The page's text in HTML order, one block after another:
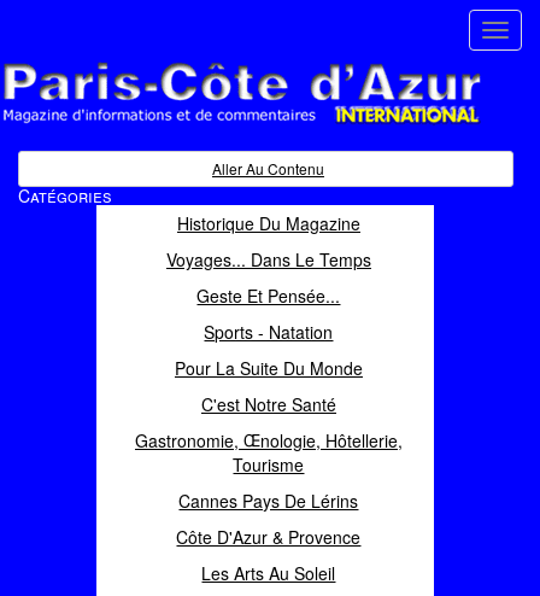
Magazine d'informations et de commentaires
Aller Au Contenu
Catégories
Historique Du Magazine
Voyages... Dans Le Temps
Geste Et Pensée...
Sports - Natation
Pour La Suite Du Monde
C'est Notre Santé
Gastronomie, Œnologie, Hôtellerie,
Tourisme
Cannes Pays De Lérins
Côte D'Azur & Provence
Les Arts Au Soleil